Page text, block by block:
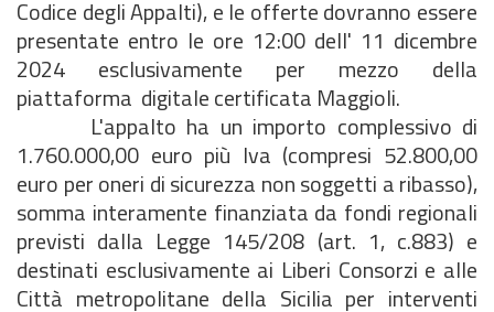
Codice degli Appalti), e le offerte dovranno essere
presentate entro le ore 12:00 dell' 11 dicembre
2024 esclusivamente per mezzo della
piattaforma digitale certificata Maggioli.
L'appalto ha un importo complessivo di
1.760.000,00 euro più Iva (compresi 52.800,00
euro per oneri di sicurezza non soggetti a ribasso),
somma interamente finanziata da fondi regionali
previsti dalla Legge 145/208 (art. 1, c.883) e
destinati esclusivamente ai Liberi Consorzi e alle
Città metropolitane della Sicilia per interventi